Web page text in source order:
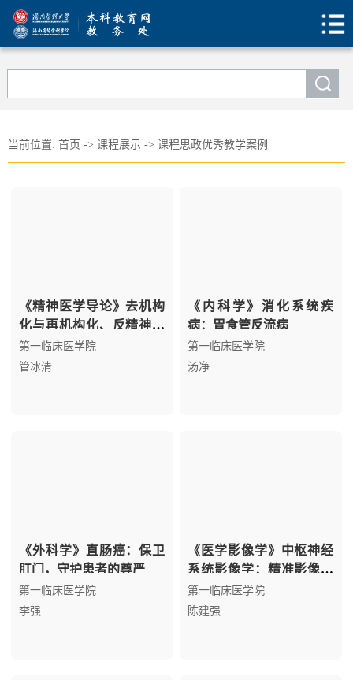
当前位置: 首页 -> 课程展示 -> 课程思政优秀教学案例
《精神医学导论》去机构
化与再机构化、反精神病
学运动：思政导航 精神论
道
第一临床医学院
管冰清
《内科学》消化系统疾
病：胃食管反流病
第一临床医学院
汤净
《外科学》直肠癌：保卫
肛门，守护患者的尊严
第一临床医学院
李强
《医学影像学》中枢神经
系统影像学：精准影像，
守护生命线
第一临床医学院
陈建强